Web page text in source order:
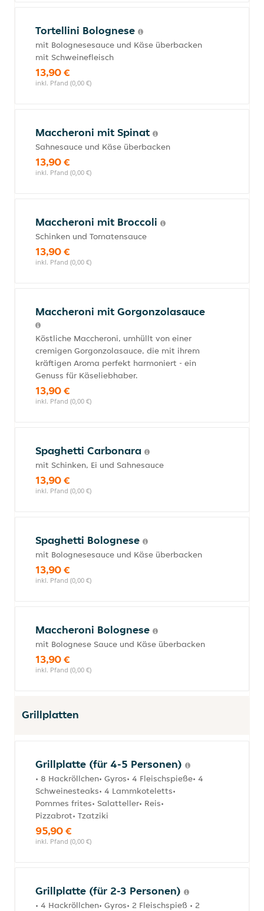
Tortellini Bolognese
mit Bolognesesauce und Käse überbacken
mit Schweinefleisch
13,90 €
inkl. Pfand (0,00 €)
Maccheroni mit Spinat
Sahnesauce und Käse überbacken
13,90 €
inkl. Pfand (0,00 €)
Maccheroni mit Broccoli
Schinken und Tomatensauce
13,90 €
inkl. Pfand (0,00 €)
Maccheroni mit Gorgonzolasauce
Köstliche Maccheroni, umhüllt von einer
cremigen Gorgonzolasauce, die mit ihrem
kräftigen Aroma perfekt harmoniert - ein
Genuss für Käseliebhaber.
13,90 €
inkl. Pfand (0,00 €)
Spaghetti Carbonara
mit Schinken, Ei und Sahnesauce
13,90 €
inkl. Pfand (0,00 €)
Spaghetti Bolognese
mit Bolognesesauce und Käse überbacken
13,90 €
inkl. Pfand (0,00 €)
Maccheroni Bolognese
mit Bolognese Sauce und Käse überbacken
13,90 €
inkl. Pfand (0,00 €)
Grillplatten
Grillplatte (für 4-5 Personen)
• 8 Hackröllchen• Gyros• 4 Fleischspieße• 4
Schweinesteaks• 4 Lammkoteletts•
Pommes frites• Salatteller• Reis•
Pizzabrot• Tzatziki
95,90 €
inkl. Pfand (0,00 €)
Grillplatte (für 2-3 Personen)
• 4 Hackröllchen• Gyros• 2 Fleischspieß • 2